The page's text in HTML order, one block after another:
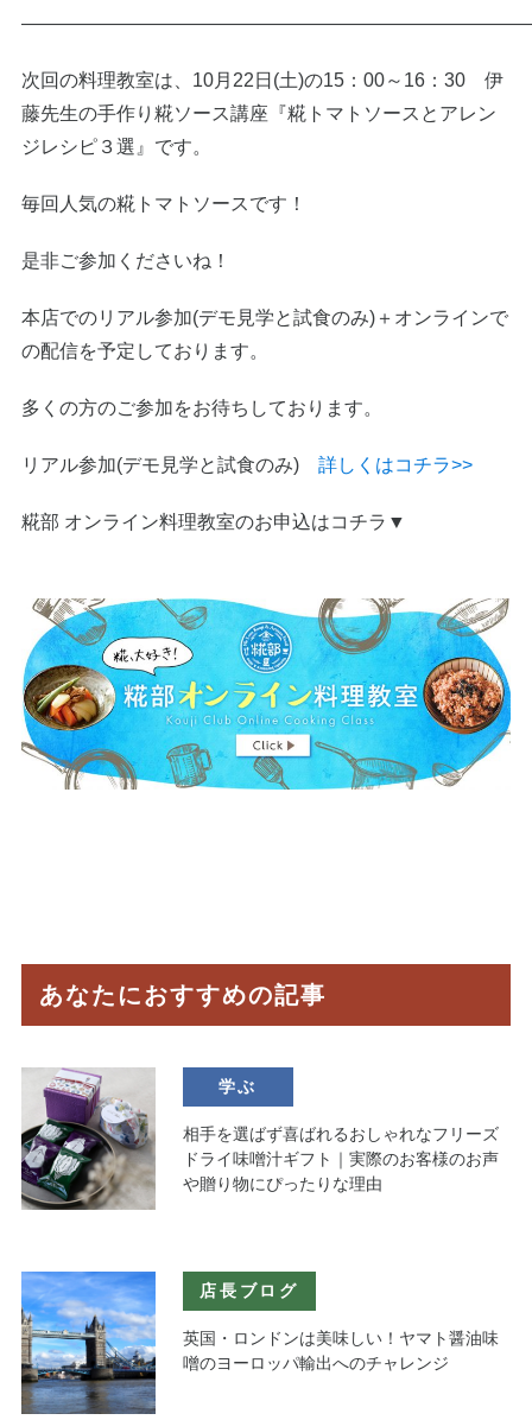
次回の料理教室は、10月22日(土)の15：00～16：30 伊
藤先生の手作り糀ソース講座『糀トマトソースとアレン
ジレシピ３選』です。
毎回人気の糀トマトソースです！
是非ご参加くださいね！
本店でのリアル参加(デモ見学と試食のみ)＋オンラインで
の配信を予定しております。
多くの方のご参加をお待ちしております。
リアル参加(デモ見学と試食のみ) 詳しくはコチラ>>
糀部 オンライン料理教室のお申込はコチラ▼
あなたにおすすめの記事
学ぶ
相手を選ばず喜ばれるおしゃれなフリーズ
ドライ味噌汁ギフト｜実際のお客様のお声
や贈り物にぴったりな理由
店長ブログ
英国・ロンドンは美味しい！ヤマト醤油味
噌のヨーロッパ輸出へのチャレンジ